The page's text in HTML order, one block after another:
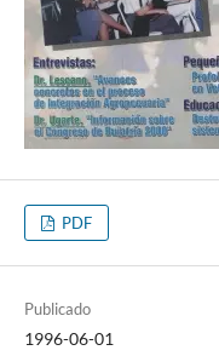
PDF
Publicado
1996-06-01